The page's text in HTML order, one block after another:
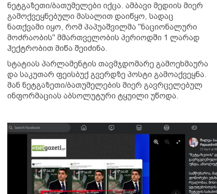
ნეტგაზეთი/ბათუმელები იქცა. ამბავი მედიის მიერ
გამოქვეყნებული მასალით დაიწყო, სადაც
ნათქვამი იყო, რომ პაპუაშვილმა "ნაციონალური
მოძრაობის" მმართველობის პერიოდში 1 ლარად
ჰექტრობით მიწა შეიძინა.
სტატიას პარლამენტის თავმჯდომარე გამოეხმაურა
და საკუთარ ფეისბუქ გვერდზე პოსტი გამოაქვეყნა.
მან ნეტგაზეთი/ბათუმელების მიერ გავრცელებულ
ინფორმაციას აბსოლუტური ტყუილი უწოდა.